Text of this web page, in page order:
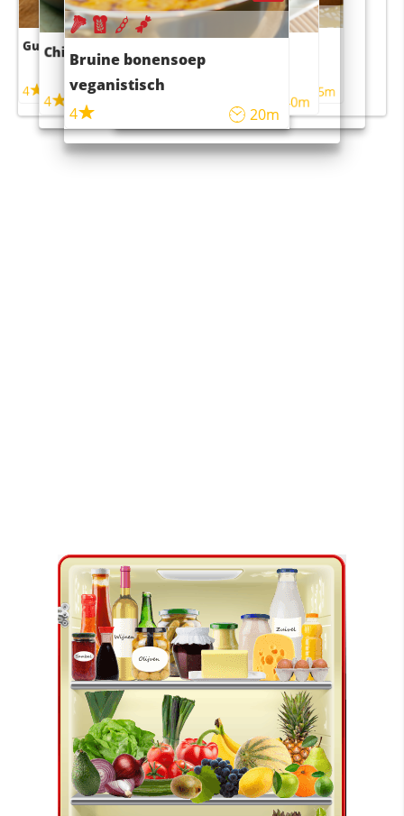
Guacamole
4
Chili con carne
4 45m
Bruine bonensoep
veganistisch
4
20m
Sushi rijstsalade
maaltijdsalade
40m
4 55m